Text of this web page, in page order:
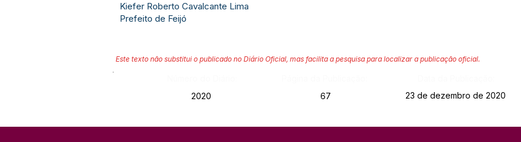
Kiefer Roberto Cavalcante Lima
Prefeito de Feijó
Este texto não substitui o publicado no Diário Oficial, mas facilita a pesquisa para localizar a publicação oficial.
2020
67 23 de dezembro de 2020